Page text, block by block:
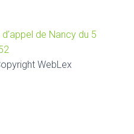
de Nancy du 5
WebLex